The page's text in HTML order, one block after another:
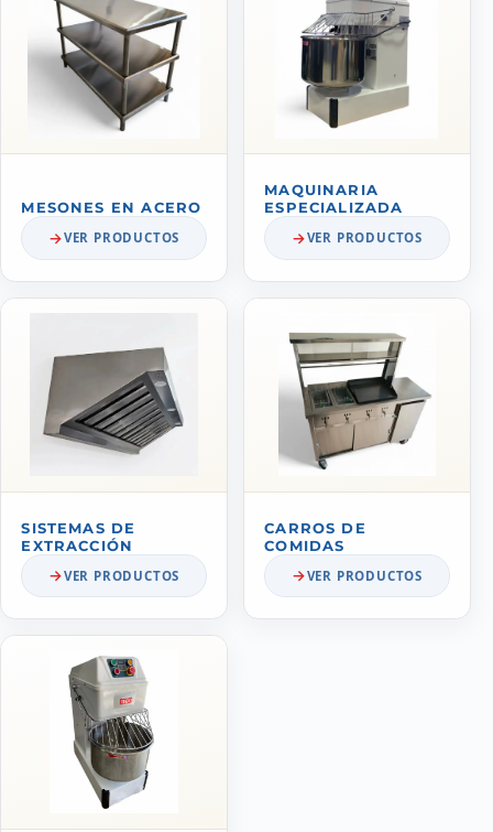
MESONES EN ACERO
VER PRODUCTOS
MAQUINARIA
ESPECIALIZADA
VER PRODUCTOS
SISTEMAS DE
EXTRACCIÓN
VER PRODUCTOS
CARROS DE
COMIDAS
VER PRODUCTOS